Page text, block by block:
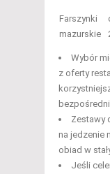
Farszynki
mazurskie
Wybór
z oferty
Zestawy
na jedzenie
obiad w
Jeśli